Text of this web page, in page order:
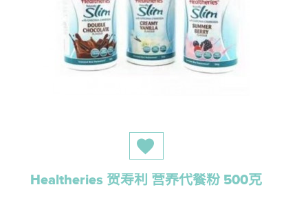
Healtheries 贺寿利 营养代餐粉 500克